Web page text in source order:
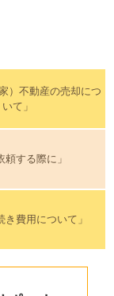
）不動産の売却につ
いて」
頼する際に」
き費用について」